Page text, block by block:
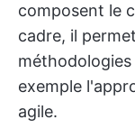
composent le
cadre, il
exemple
agile.